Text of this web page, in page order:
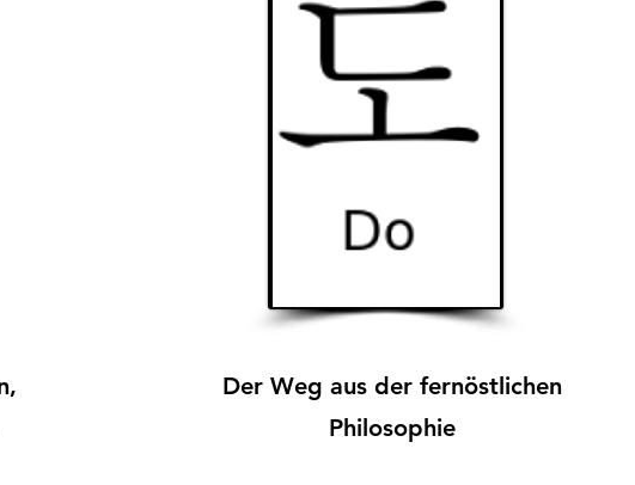
Der Weg aus der fernöstlichen
Philosophie